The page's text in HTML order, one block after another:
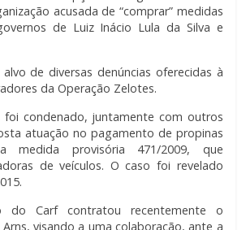
acusada de “comprar” medidas
de Luiz Inácio Lula da Silva e
de diversas denúncias oferecidas à
da Operação Zelotes.
foi condenado, juntamente com outros
atuação no pagamento de propinas
medida provisória 471/2009, que
de veículos. O caso foi revelado
do Carf contratou recentemente o
visando a uma colaboração, ante a